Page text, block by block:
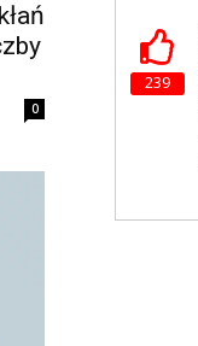
0
239